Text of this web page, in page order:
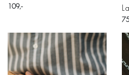
109